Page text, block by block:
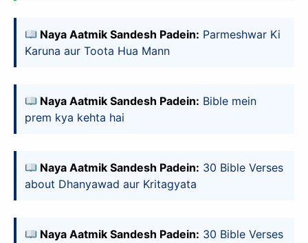
Naya Aatmik Sandesh Padein: Parmeshwar Ki
Karuna aur Toota Hua Mann
Naya Aatmik Sandesh Padein: Bible mein
prem kya kehta hai
Naya Aatmik Sandesh Padein: 30 Bible Verses
about Dhanyawad aur Kritagyata
Naya Aatmik Sandesh Padein: 30 Bible Verses